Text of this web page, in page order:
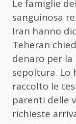
Le famiglie
sanguinosa
Iran hanno
Teheran
denaro per
sepoltura. Lo
raccolto le
parenti delle
richieste